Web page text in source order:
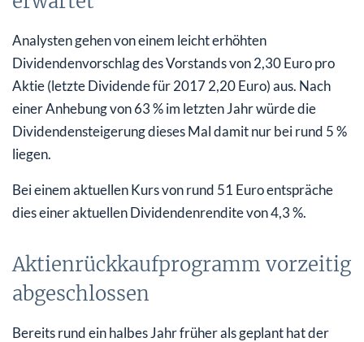
Analysten gehen von einem leicht erhöhten
Dividendenvorschlag des Vorstands von 2,30 Euro pro
Aktie (letzte Dividende für 2017 2,20 Euro) aus. Nach
einer Anhebung von 63 % im letzten Jahr würde die
Dividendensteigerung dieses Mal damit nur bei rund 5 %
liegen.
Bei einem aktuellen Kurs von rund 51 Euro entspräche
dies einer aktuellen Dividendenrendite von 4,3 %.
Aktienrückkaufprogramm vorzeitig
abgeschlossen
Bereits rund ein halbes Jahr früher als geplant hat der